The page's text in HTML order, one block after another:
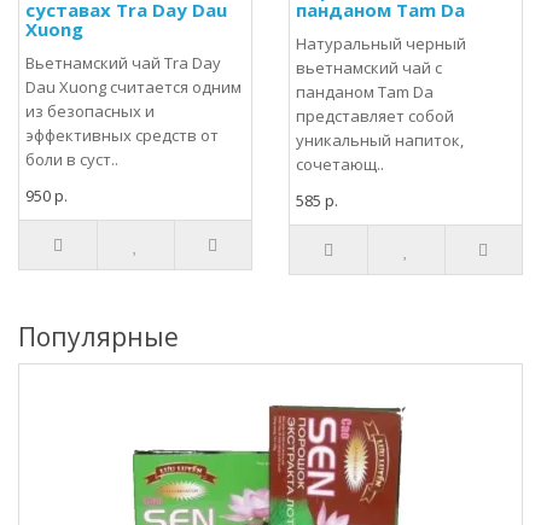
суставах Tra Day Dau
Xuong
Вьетнамский чай Tra Day
Dau Xuong считается одним
из безопасных и
эффективных средств от
боли в суст..
950 р.
панданом Tam Da
Натуральный черный
вьетнамский чай с
панданом Tam Da
представляет собой
уникальный напиток,
сочетающ..
585 р.
Популярные